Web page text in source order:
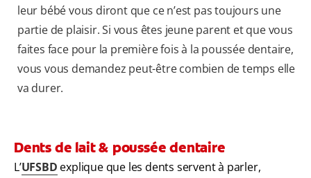
leur bébé vous diront que ce n’est pas toujours une
partie de plaisir. Si vous êtes jeune parent et que vous
faites face pour la première fois à la poussée dentaire,
vous vous demandez peut-être combien de temps elle
va durer.
Dents de lait & poussée dentaire
L’UFSBD explique que les dents servent à parler,